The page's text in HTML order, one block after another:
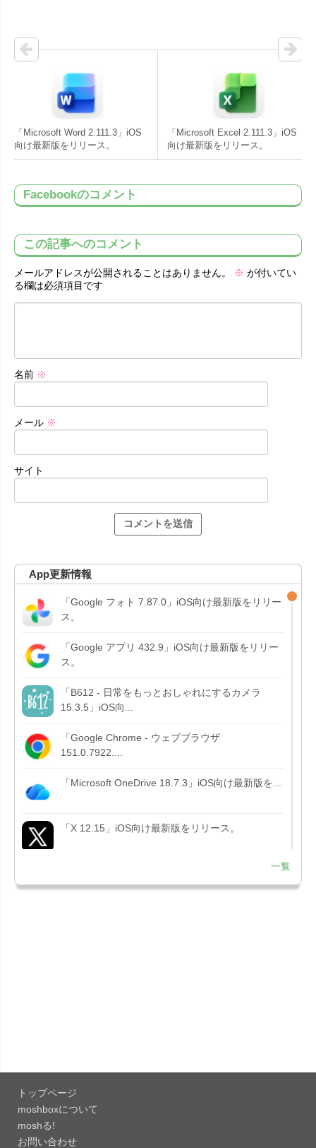
「Microsoft Word 2.111.3」iOS
向け最新版をリリース。
「Microsoft Excel 2.111.3」iOS
向け最新版をリリース。
Facebookのコメント
この記事へのコメント
メールアドレスが公開されることはありません。 ※ が付いてい
る欄は必須項目です
名前 ※
メール ※
サイト
App更新情報
「Google フォト 7.87.0」iOS向け最新版をリリー
ス。
「Google アプリ 432.9」iOS向け最新版をリリー
ス。
「B612 - 日常をもっとおしゃれにするカメラ
15.3.5」iOS向...
「Google Chrome - ウェブブラウザ
151.0.7922....
「Microsoft OneDrive 18.7.3」iOS向け最新版を...
「X 12.15」iOS向け最新版をリリース。
Liguid G...
「Evernote 11.28.2」Mac向け最新版をリリー
ス。AIプロ...
「Minecraft: クラフト、建築、サバイバル
一覧
トップページ
moshboxについて
moshる!
お問い合わせ